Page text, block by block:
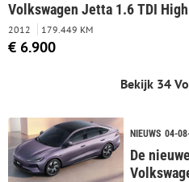
Volkswagen Jetta 1.6 TDI
2012 179.449 KM
€ 6.900
Bekijk 34
NIEUWS 04-
De